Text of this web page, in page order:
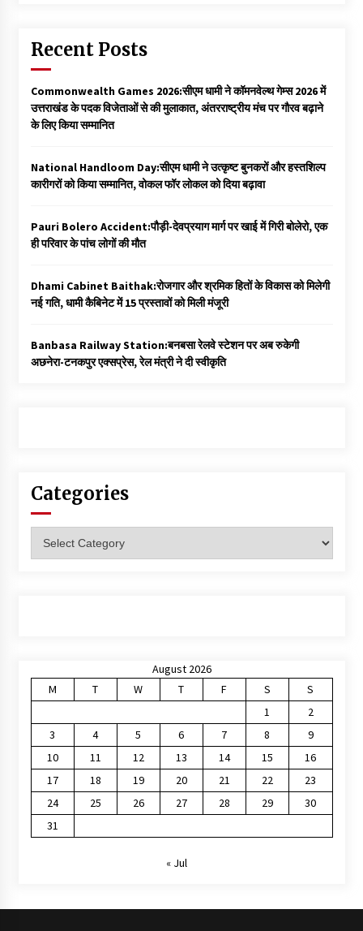
Recent Posts
Commonwealth Games 2026:सीएम धामी ने कॉमनवेल्थ गेम्स 2026 में
उत्तराखंड के पदक विजेताओं से की मुलाकात, अंतरराष्ट्रीय मंच पर गौरव बढ़ाने
के लिए किया सम्मानित
National Handloom Day:सीएम धामी ने उत्कृष्ट बुनकरों और हस्तशिल्प
कारीगरों को किया सम्मानित, वोकल फॉर लोकल को दिया बढ़ावा
Pauri Bolero Accident:पौड़ी-देवप्रयाग मार्ग पर खाई में गिरी बोलेरो, एक
ही परिवार के पांच लोगों की मौत
Dhami Cabinet Baithak:रोजगार और श्रमिक हितों के विकास को मिलेगी
नई गति, धामी कैबिनेट में 15 प्रस्तावों को मिली मंजूरी
Banbasa Railway Station:बनबसा रेलवे स्टेशन पर अब रुकेगी
अछनेरा-टनकपुर एक्सप्रेस, रेल मंत्री ने दी स्वीकृति
Categories
August 2026
M
T W T F S
S
1
2
3
4 5 6 7 8
9
10
11 12 13 14 15
16
17
18 19 20 21 22
23
24
25 26 27 28 29
30
31
« Jul